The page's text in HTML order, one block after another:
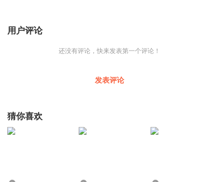
用户评论
还没有评论，快来发表第一个评论！
发表评论
猜你喜欢